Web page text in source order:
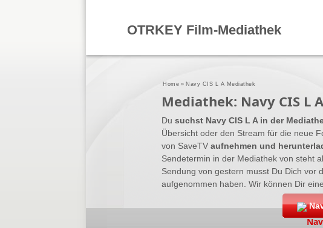
Mediathek: Navy CIS L
Du suchst Navy CIS L A in der
Übersicht oder den Stream für die neue
von SaveTV aufnehmen und
Sendetermin in der Mediathek von steht
Sendung von gestern musst Du Dich vor
aufgenommen haben. Wir können Dir
Home » Navy CIS L A Mediathek
OTRKEY Film-Mediathek